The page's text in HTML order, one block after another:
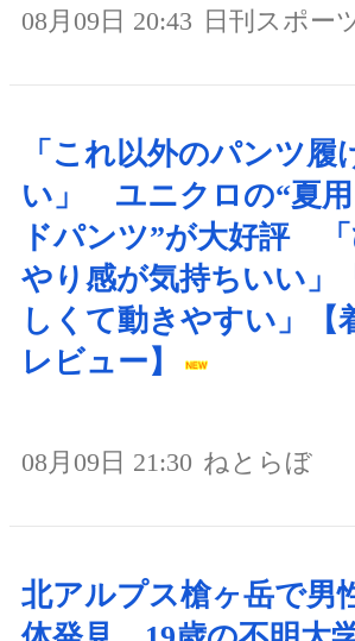
08月09日 20:43 日刊スポー
「これ以外のパンツ履
い」 ユニクロの“夏用
ドパンツ”が大好評
やり感が気持ちいい」
しくて動きやすい」【
レビュー】
08月09日 21:30 ねとらぼ
北アルプス槍ヶ岳で男